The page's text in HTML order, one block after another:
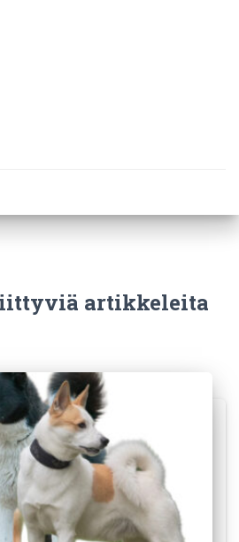
artikkeleita